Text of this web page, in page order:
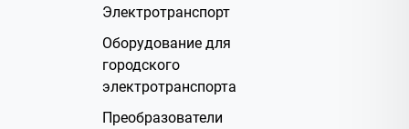
Электротранспорт
Оборудование для
городского
электротранспорта
Преобразователи